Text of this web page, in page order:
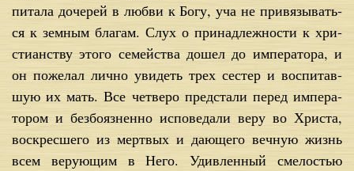
пи­та­ла до­че­рей в люб­ви к Бо­гу, уча не при­вя­зы­вать­
ся к зем­ным бла­гам. Слух о при­над­леж­но­сти к хри­
сти­ан­ству это­го се­мей­ства до­шел до им­пе­ра­то­ра, и
он по­же­лал лич­но уви­деть трех се­стер и вос­пи­тав­
шую их мать. Все чет­ве­ро пред­ста­ли пе­ред им­пе­ра­
то­ром и без­бо­яз­нен­но ис­по­ве­да­ли ве­ру во Хри­ста,
вос­крес­ше­го из мерт­вых и да­ю­ще­го веч­ную жизнь
всем ве­ру­ю­щим в Него. Удив­лен­ный сме­ло­стью